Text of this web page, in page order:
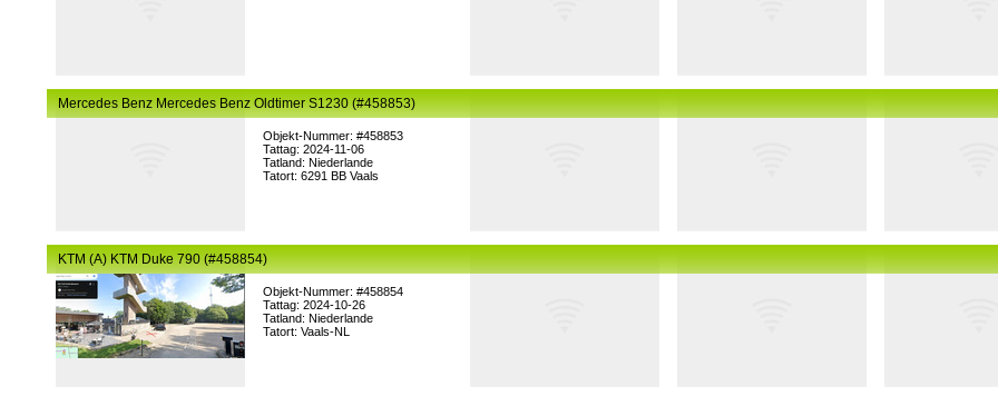
Objekt-Nummer: #458853
Tattag: 2024-11-06
Tatland: Niederlande
Tatort: 6291 BB Vaals
Mercedes Benz Mercedes Benz Oldtimer S1230 (#458853)
Objekt-Nummer: #458854
Tattag: 2024-10-26
Tatland: Niederlande
Tatort: Vaals-NL
KTM (A) KTM Duke 790 (#458854)